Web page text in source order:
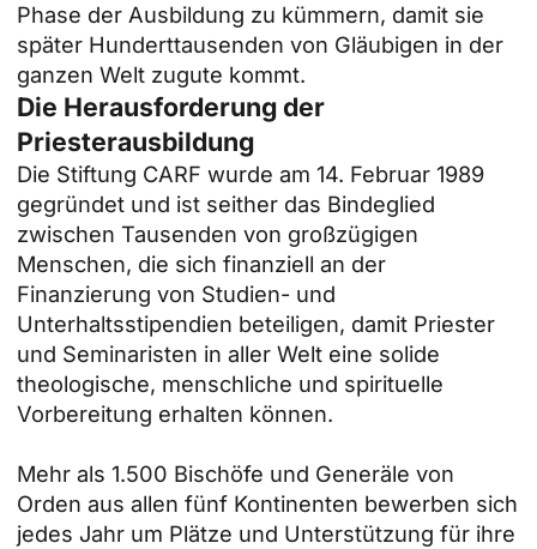
Phase der Ausbildung zu kümmern, damit sie
später Hunderttausenden von Gläubigen in der
ganzen Welt zugute kommt.
Die Herausforderung der
Priesterausbildung
Die Stiftung CARF wurde am 14. Februar 1989
gegründet und ist seither das Bindeglied
zwischen Tausenden von großzügigen
Menschen, die sich finanziell an der
Finanzierung von Studien- und
Unterhaltsstipendien beteiligen, damit Priester
und Seminaristen in aller Welt eine solide
theologische, menschliche und spirituelle
Vorbereitung erhalten können.
Mehr als 1.500 Bischöfe und Generäle von
Orden aus allen fünf Kontinenten bewerben sich
jedes Jahr um Plätze und Unterstützung für ihre